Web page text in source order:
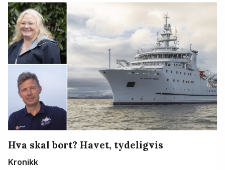
Hva skal bort? Havet, tydeligvis
Kronikk